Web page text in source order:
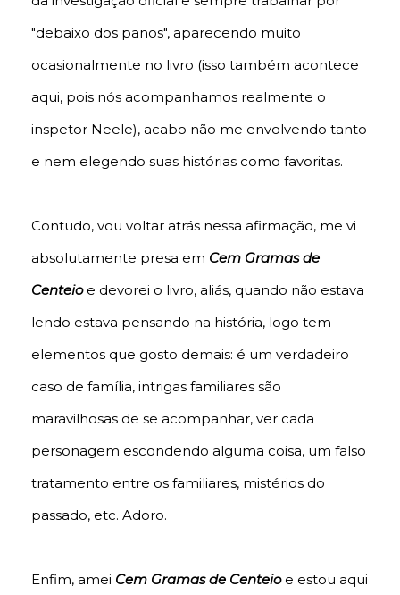
"debaixo dos panos", aparecendo muito
ocasionalmente no livro (isso também acontece
aqui, pois nós acompanhamos realmente o
inspetor Neele), acabo não me envolvendo tanto
e nem elegendo suas histórias como favoritas.
Contudo, vou voltar atrás nessa afirmação, me vi
absolutamente presa em Cem Gramas de
Centeioe devorei o livro, aliás, quando não estava
lendo estava pensando na história, logo tem
elementos que gosto demais: é um verdadeiro
caso de família, intrigas familiares são
maravilhosas de se acompanhar, ver cada
personagem escondendo alguma coisa, um falso
tratamento entre os familiares, mistérios do
passado, etc. Adoro.
Enfim, amei Cem Gramas de Centeioe estou aqui